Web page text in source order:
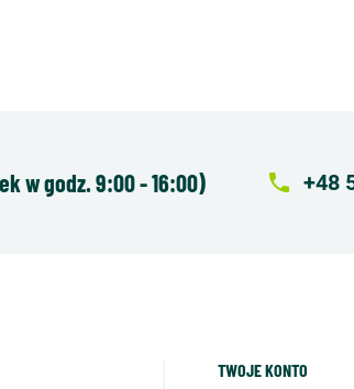
w godz. 9:00 - 16:00) local_phone +48
TWOJE KONTO